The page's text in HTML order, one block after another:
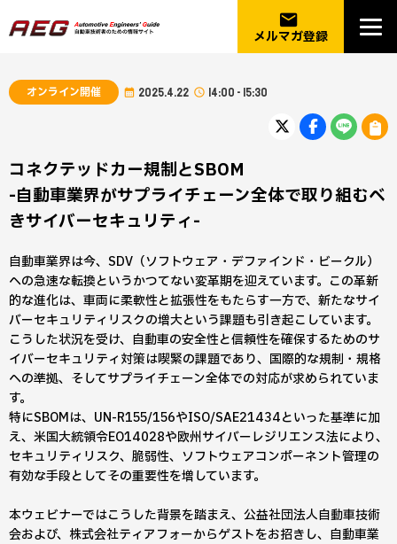
email
メルマガ登録
オンライン開催 2025.4.22 14:00 - 15:30
コネクテッドカー規制とSBOM
-自動車業界がサプライチェーン全体で取り組むべ
きサイバーセキュリティ-
自動車業界は今、SDV（ソフトウェア・デファインド・ビークル）
への急速な転換というかつてない変革期を迎えています。この革新
的な進化は、車両に柔軟性と拡張性をもたらす一方で、新たなサイ
バーセキュリティリスクの増大という課題も引き起こしています。
こうした状況を受け、自動車の安全性と信頼性を確保するためのサ
イバーセキュリティ対策は喫緊の課題であり、国際的な規制・規格
への準拠、そしてサプライチェーン全体での対応が求められていま
す。
特にSBOMは、UN-R155/156やISO/SAE21434といった基準に加
え、米国大統領令EO14028や欧州サイバーレジリエンス法により、
セキュリティリスク、脆弱性、ソフトウェアコンポーネント管理の
有効な手段としてその重要性を増しています。
本ウェビナーではこうした背景を踏まえ、公益社団法人自動車技術
会および、株式会社ティアフォーからゲストをお招きし、自動車業